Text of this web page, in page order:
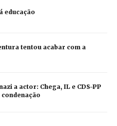
educação
tentou acabar com a
a actor: Chega, IL e CDS-PP